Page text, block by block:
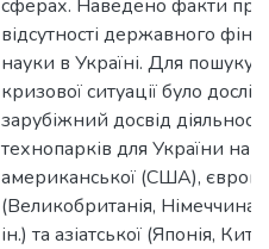
сферах. Наведено факти
відсутності державного
науки в Україні. Для пошуку
кризової ситуації було
зарубіжний досвід діяльності
технопарків для України на
американської (США),
(Великобританія, Німеччина,
ін.) та азіатської (Японія,